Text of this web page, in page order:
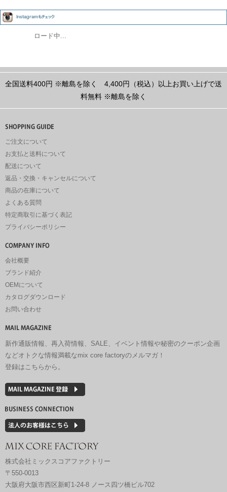
ロード中...
全国送料400円 ※離島を除く
4,400円（税込）以上お買い上げで送
料無料 ※離島を除く
ご注文について
お支払と送料について
配送について
返品・交換・キャンセルについて
商品の在庫について
よくある質問
特定商取引に基づく表記
プライバシーポリシー
会社概要
ブランド紹介
OEMについて
カタログダウンロード
お問い合わせ
新作通販情報、再入荷情報、SALE、イベント情報や秘密のクーポン企画
などオトクな情報満載なmix core factoryのメルマガ！
登録はこちらから。
株式会社ミックスコアファクトリー
〒550-0013
大阪府大阪市西区新町1-24-8 ノース四ツ橋ビル702